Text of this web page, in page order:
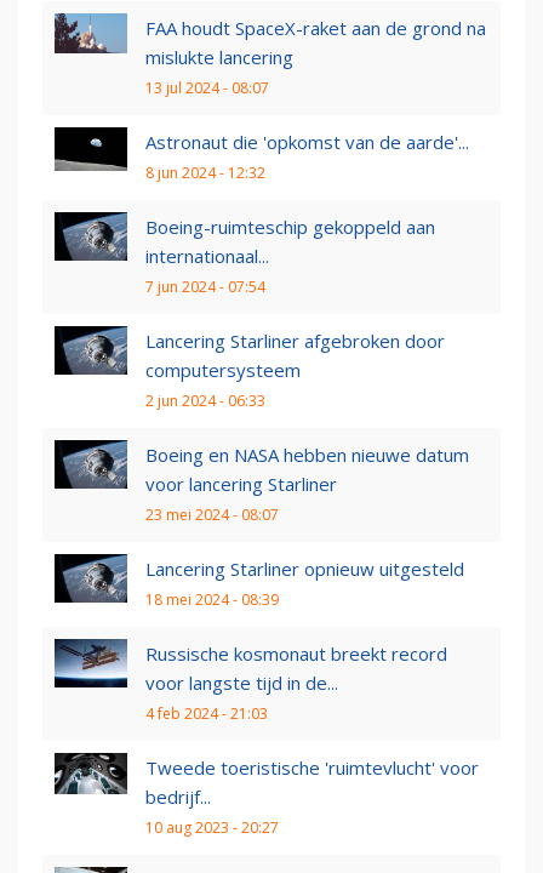
FAA houdt SpaceX-raket aan de grond na
mislukte lancering
13 jul 2024 - 08:07
Astronaut die 'opkomst van de aarde'...
8 jun 2024 - 12:32
Boeing-ruimteschip gekoppeld aan
internationaal...
7 jun 2024 - 07:54
Lancering Starliner afgebroken door
computersysteem
2 jun 2024 - 06:33
Boeing en NASA hebben nieuwe datum
voor lancering Starliner
23 mei 2024 - 08:07
Lancering Starliner opnieuw uitgesteld
18 mei 2024 - 08:39
Russische kosmonaut breekt record
voor langste tijd in de...
4 feb 2024 - 21:03
Tweede toeristische 'ruimtevlucht' voor
bedrijf...
10 aug 2023 - 20:27